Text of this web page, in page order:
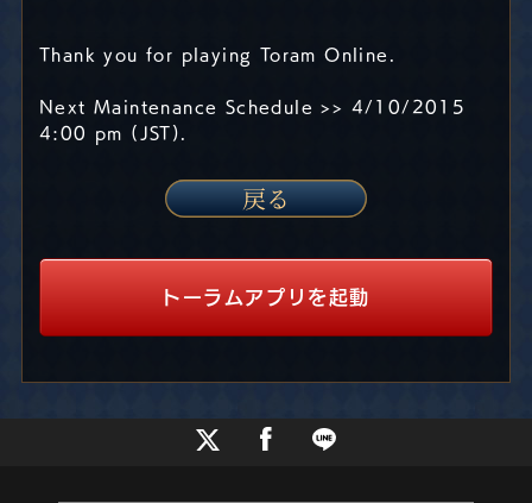
Thank you for playing Toram Online.
Next Maintenance Schedule >> 4/10/2015
4:00 pm (JST).
トーラムアプリを起動